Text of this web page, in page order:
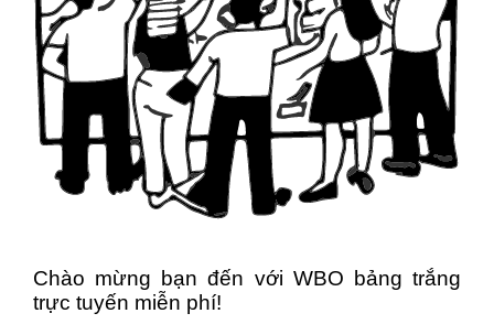
Chào mừng bạn đến với WBO bảng trắng
trực tuyến miễn phí!